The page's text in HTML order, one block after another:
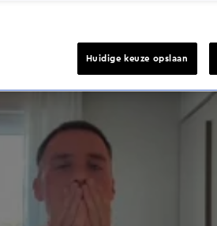
Huidige keuze opslaan